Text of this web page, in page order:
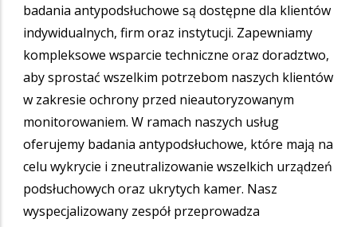
badania antypodsłuchowe są dostępne dla klientów
indywidualnych, firm oraz instytucji. Zapewniamy
kompleksowe wsparcie techniczne oraz doradztwo,
aby sprostać wszelkim potrzebom naszych klientów
w zakresie ochrony przed nieautoryzowanym
monitorowaniem. W ramach naszych usług
oferujemy badania antypodsłuchowe, które mają na
celu wykrycie i zneutralizowanie wszelkich urządzeń
podsłuchowych oraz ukrytych kamer. Nasz
wyspecjalizowany zespół przeprowadza